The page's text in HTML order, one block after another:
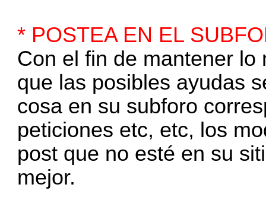
* POSTEA EN EL
Con el fin de mantener
que las posibles ayudas
cosa en su subforo
peticiones etc, etc, los
post que no esté en su
mejor.